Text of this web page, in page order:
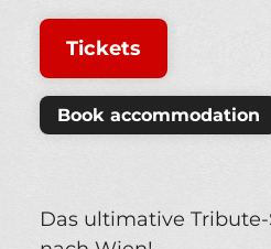
Tickets
Book accommodation
Das ultimative